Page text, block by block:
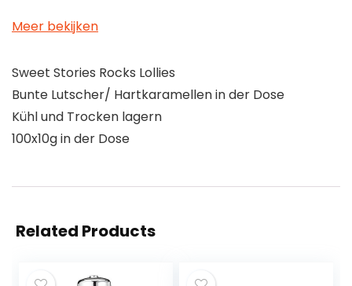
Meer bekijken
Sweet Stories Rocks Lollies
Bunte Lutscher/ Hartkaramellen in der Dose
Kühl und Trocken lagern
100x10g in der Dose
Related Products